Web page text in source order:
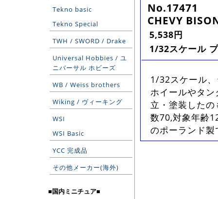
Tekno basic
Tekno Special
TWH / SWORD / Drake
Universal Hobbies / ユ
ニバーサル ホビーズ
WB / Weiss brothers
Wiking / ヴィーキング
WSI
WSI Basic
YCC 完成品
その他メーカー(海外)
■国内ミニチュア■
No.17471
CHEVY
5,538円
1/32スケール
1/32スケール
ホイールやタ
立・塗装した
数70,対象年齢
のポーランド